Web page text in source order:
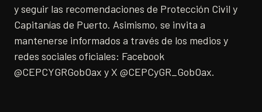
y seguir las recomendaciones de Protección Civil y
Capitanías de Puerto. Asimismo, se invita a
mantenerse informados a través de los medios y
redes sociales oficiales: Facebook
@CEPCYGRGobOax y X @CEPCyGR_GobOax.